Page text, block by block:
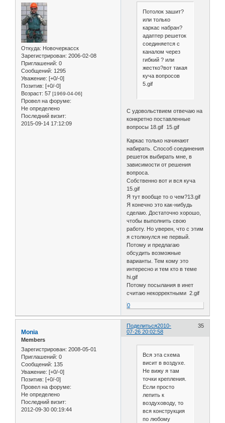
Откуда: Новочеркасск
Зарегистрирован: 2006-02-08
Приглашений: 0
Сообщений: 1295
Уважение: [+0/-0]
Позитив: [+0/-0]
Возраст: 57 [1969-04-06]
Провел на форуме:
Не определено
Последний визит:
2015-09-14 17:12:09
Потолок зашит?
или только
каркас набран?
адаптер решеток
соединяется с
каналом через
гибкий ? или
жестко?вот такая
куча вопросов
5.gif
С удовольствием отвечаю на
конкретно поставленные
вопросы 18.gif 15.gif
Каркас только начинают
набирать. Способ соединения
решеток выбирать мне, в
зависимости от решения
вопроса.
Собственно вот и вся куча
15.gif
Я тут вообще то о чем?13.gif
Я конечно это как-нибудь
сделаю. Достаточно хорошо,
чтобы выполнить свою
работу. Но уверен, что с этим
я столкнулся не первый.
Потому и предлагаю
обсудить возможные
варианты. Тем кому это
интересно и тем кто в теме
hi.gif
Потому посылания в инет
считаю некорректными 2.gif
0
Поделиться 35
2010-
07-26 20:02:58
Monia
Members
Зарегистрирован: 2008-05-01
Приглашений: 0
Сообщений: 135
Уважение: [+0/-0]
Позитив: [+0/-0]
Провел на форуме:
Не определено
Последний визит:
2012-09-30 00:19:44
Вся эта схема
висит в воздухе.
Не вижу я там
точки крепления.
Если просто
лепить к
воздуховоду, то
вся конструкция
по любому